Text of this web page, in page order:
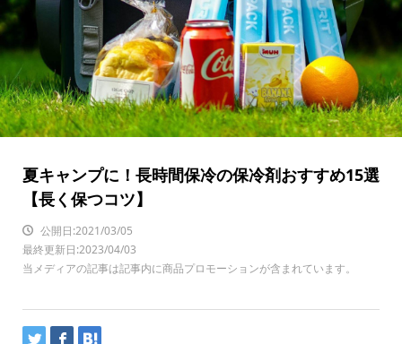
夏キャンプに！長時間保冷の保冷剤おすすめ15選
【長く保つコツ】
公開日:2021/03/05
最終更新日:2023/04/03
当メディアの記事は記事内に商品プロモーションが含まれています。